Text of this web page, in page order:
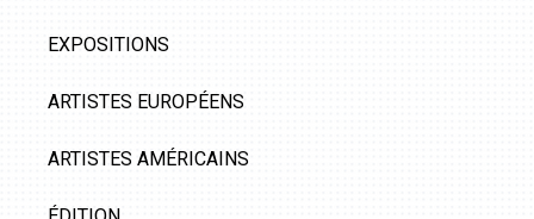
EXPOSITIONS
ARTISTES EUROPÉENS
ARTISTES AMÉRICAINS